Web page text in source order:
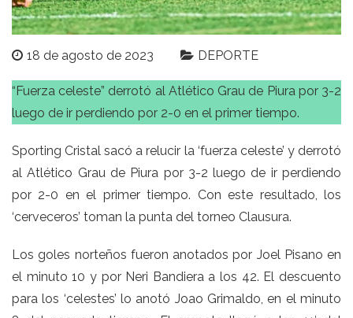
18 de agosto de 2023 DEPORTE
“Fuerza celeste” derrotó al Atlético Grau de Piura por 3-2
luego de ir perdiendo por 2-0 en el primer tiempo.
Sporting Cristal sacó a relucir la ‘fuerza celeste’ y derrotó
al Atlético Grau de Piura por 3-2 luego de ir perdiendo
por 2-0 en el primer tiempo. Con este resultado, los
‘cerveceros’ toman la punta del torneo Clausura.
Los goles norteños fueron anotados por Joel Pisano en
el minuto 10 y por Neri Bandiera a los 42. El descuento
para los ‘celestes’ lo anotó Joao Grimaldo, en el minuto